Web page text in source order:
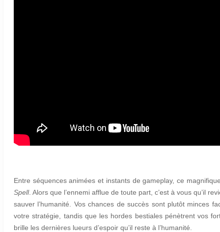
Entre séquences animées et instants de gameplay, ce
Spell. Alors que l’ennemi afflue de toute part, c’est à vous qu’il
sauver l’humanité. Vos chances de succès sont plutôt minces
votre stratégie, tandis que les hordes bestiales pénètrent vos
brille les dernières lueurs d’espoir qu’il reste à l’humanité.